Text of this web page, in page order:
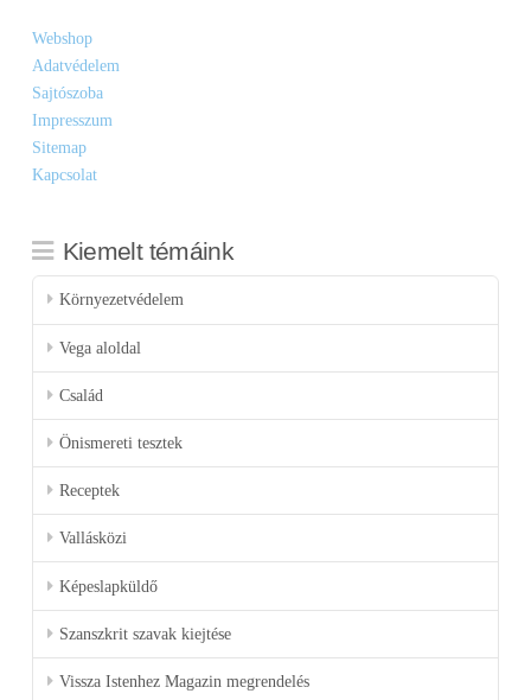
Webshop
Adatvédelem
Sajtószoba
Impresszum
Sitemap
Kapcsolat
Kiemelt témáink
Környezetvédelem
Vega aloldal
Család
Önismereti tesztek
Receptek
Vallásközi
Képeslapküldő
Szanszkrit szavak kiejtése
Vissza Istenhez Magazin megrendelés